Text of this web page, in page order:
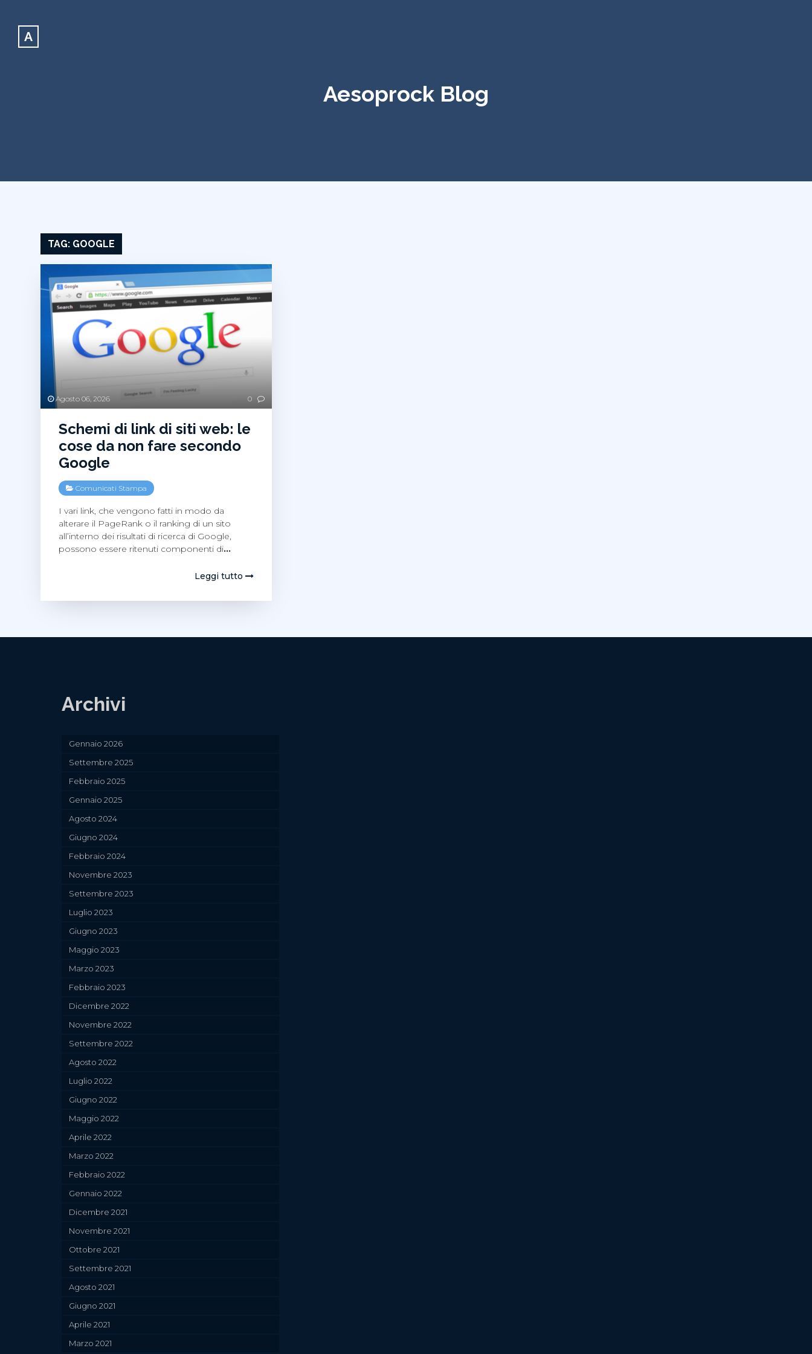
A
Aesoprock Blog
TAG: GOOGLE
Agosto 06, 2026 0
Schemi di link di siti web: le
cose da non fare secondo
Google
Comunicati Stampa
I vari link, che vengono fatti in modo da
alterare il PageRank o il ranking di un sito
all’interno dei risultati di ricerca di Google,
possono essere ritenuti componenti di…
Leggi tutto
Archivi
Gennaio 2026
Settembre 2025
Febbraio 2025
Gennaio 2025
Agosto 2024
Giugno 2024
Febbraio 2024
Novembre 2023
Settembre 2023
Luglio 2023
Giugno 2023
Maggio 2023
Marzo 2023
Febbraio 2023
Dicembre 2022
Novembre 2022
Settembre 2022
Agosto 2022
Luglio 2022
Giugno 2022
Maggio 2022
Aprile 2022
Marzo 2022
Febbraio 2022
Gennaio 2022
Dicembre 2021
Novembre 2021
Ottobre 2021
Settembre 2021
Agosto 2021
Giugno 2021
Aprile 2021
Marzo 2021